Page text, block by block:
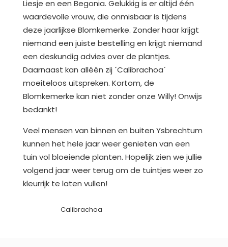
Liesje en een Begonia. Gelukkig is er altijd één
waardevolle vrouw, die onmisbaar is tijdens
deze jaarlijkse Blomkemerke. Zonder haar krijgt
niemand een juiste bestelling en krijgt niemand
een deskundig advies over de plantjes.
Daarnaast kan alléén zij ´Calibrachoa´
moeiteloos uitspreken. Kortom, de
Blomkemerke kan niet zonder onze Willy! Onwijs
bedankt!
Veel mensen van binnen en buiten Ysbrechtum
kunnen het hele jaar weer genieten van een
tuin vol bloeiende planten. Hopelijk zien we jullie
volgend jaar weer terug om de tuintjes weer zo
kleurrijk te laten vullen!
Calibrachoa